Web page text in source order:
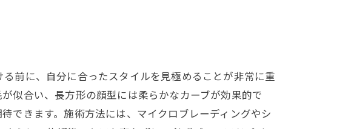
前に、自分に合ったスタイルを見極めることが非常に重
似合い、長方形の顔型には柔らかなカーブが効果的で
できます。施術方法には、マイクロブレーディングやシ